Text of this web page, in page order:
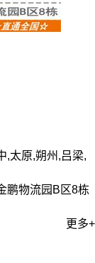
,太原,朔州,吕梁,
鹏物流园B区8栋
更多+